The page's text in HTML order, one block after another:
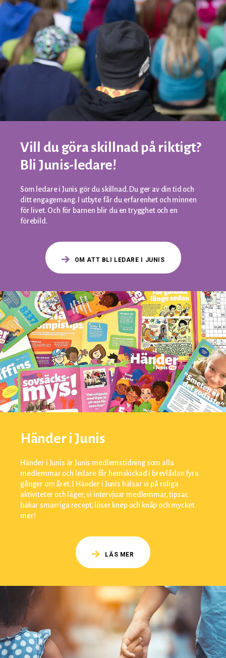
Vill du göra skillnad på riktigt?
Bli Junis-ledare!
Som ledare i Junis gör du skillnad. Du ger av din tid och
ditt engagemang. I utbyte får du erfarenhet och minnen
för livet. Och för barnen blir du en trygghet och en
förebild.
OM ATT BLI LEDARE I JUNIS
Händer i Junis
Händer i Junis är Junis medlemstidning som alla
medlemmar och ledare får hemskickad i brevlådan fyra
gånger om året. I Händer i Junis hälsar vi på roliga
aktiviteter och läger, vi intervjuar medlemmar, tipsar,
bakar smarriga recept, löser knep och knåp och mycket
mer!
LÄS MER